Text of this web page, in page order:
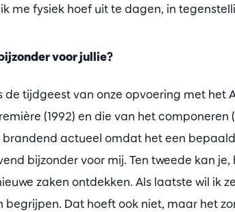
me fysiek hoef uit te dagen, in
voor jullie?
de tijdgeest van onze opvoering met het
(1992) en die van het componeren
actueel omdat het een
bijzonder voor mij. Ten tweede kan je,
zaken ontdekken. Als laatste wil ik
begrijpen. Dat hoeft ook niet, maar het